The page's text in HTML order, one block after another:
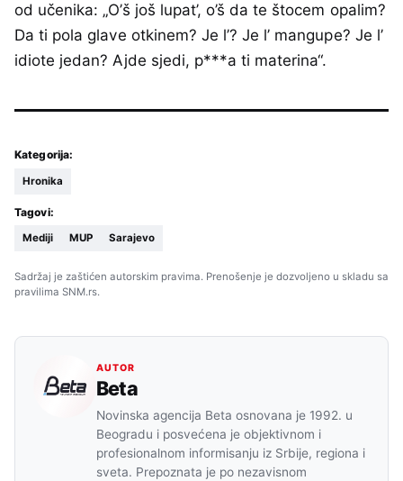
od učenika: „O’š još lupat’, o’š da te štocem opalim?
Da ti pola glave otkinem? Je l’? Je l’ mangupe? Je l’
idiote jedan? Ajde sjedi, p***a ti materina“.
Kategorija:
Hronika
Tagovi:
Mediji MUP Sarajevo
Sadržaj je zaštićen autorskim pravima. Prenošenje je dozvoljeno u skladu sa
pravilima SNM.rs.
AUTOR
Beta
Novinska agencija Beta osnovana je 1992. u
Beogradu i posvećena je objektivnom i
profesionalnom informisanju iz Srbije, regiona i
sveta. Prepoznata je po nezavisnom